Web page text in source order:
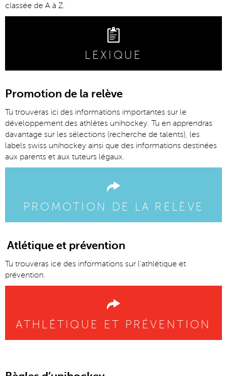
classée de A à Z.
LEXIQUE
Promotion de la relève
Tu trouveras ici des informations importantes sur le
développement des athlètes unihockey. Tu en apprendras
davantage sur les sélections (recherche de talents), les
labels swiss unihockey ainsi que des informations destinées
aux parents et aux tuteurs légaux.
PROMOTION DE LA RELÈVE
Atlétique et prévention
Tu trouveras ice des informations sur l'athlétique et
prévention.
ATHLÉTIQUE ET PRÉVENTION